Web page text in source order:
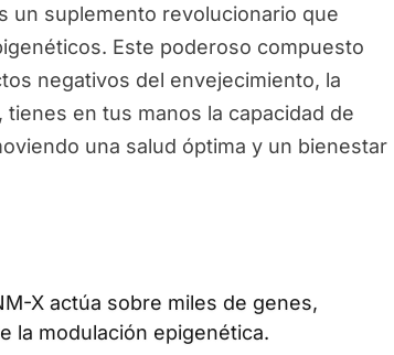
un suplemento revolucionario que
Este poderoso compuesto
negativos del envejecimiento, la
en tus manos la capacidad de
una salud óptima y un bienestar
X actúa sobre miles de genes,
la modulación epigenética.